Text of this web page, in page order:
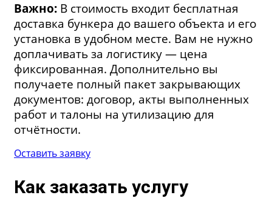
Важно: В стоимость входит бесплатная
доставка бункера до вашего объекта и его
установка в удобном месте. Вам не нужно
доплачивать за логистику — цена
фиксированная. Дополнительно вы
получаете полный пакет закрывающих
документов: договор, акты выполненных
работ и талоны на утилизацию для
отчётности.
Оставить заявку
Как заказать услугу